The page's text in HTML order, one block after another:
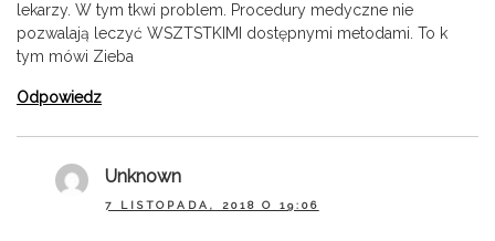
lekarzy. W tym tkwi problem. Procedury medyczne nie
pozwalają leczyć WSZTSTKIMI dostępnymi metodami. To k
tym mówi Zieba
Odpowiedz
Unknown
7 LISTOPADA, 2018 O 19:06